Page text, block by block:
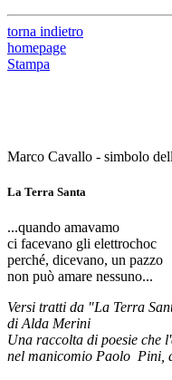
torna indietro
homepage
Stampa
Marco Cavallo - simbolo
La Terra Santa
...quando amavamo
ci facevano gli elettrochoc
perché, dicevano, un pazzo
non può amare nessuno...
Versi tratti da "La Terra
di Alda Merini
Una raccolta di poesie che
nel manicomio Paolo Pini,